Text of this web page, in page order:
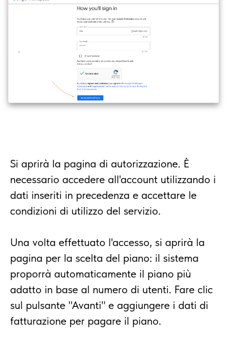
Si aprirà la pagina di autorizzazione. È
necessario accedere all'account utilizzando i
dati inseriti in precedenza e accettare le
condizioni di utilizzo del servizio.
Una volta effettuato l'accesso, si aprirà la
pagina per la scelta del piano: il sistema
proporrà automaticamente il piano più
adatto in base al numero di utenti. Fare clic
sul pulsante "Avanti" e aggiungere i dati di
fatturazione per pagare il piano.